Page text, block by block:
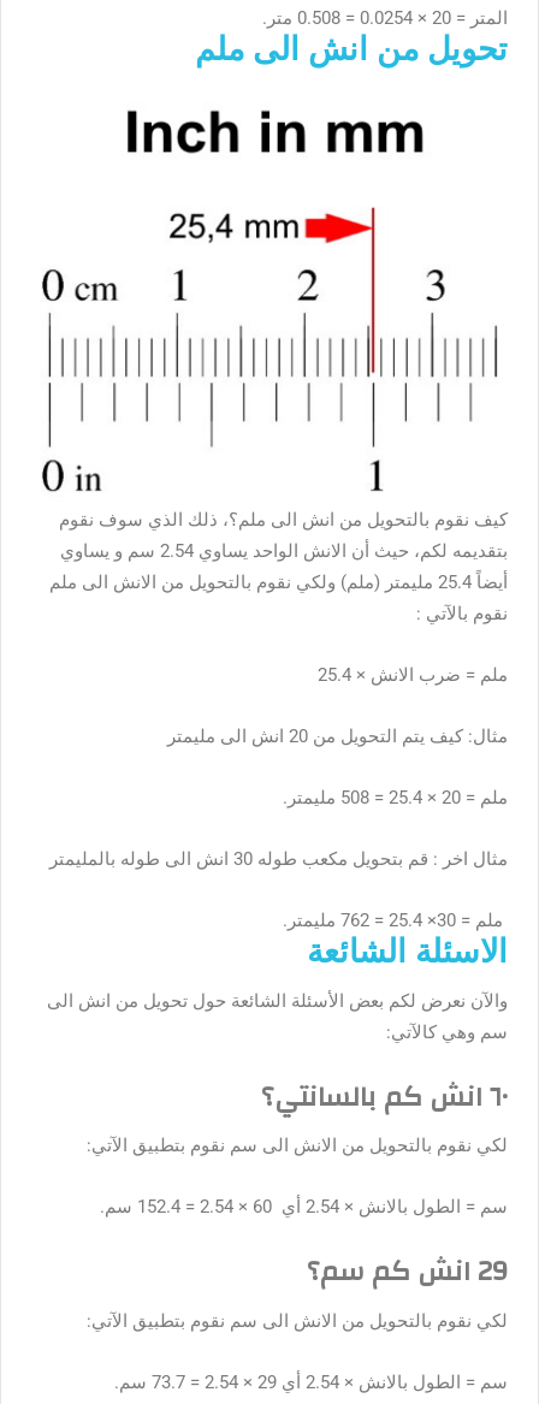
المتر = 20 × 0.0254 = 0.508 متر.
تحويل من انش الى ملم
كيف نقوم بالتحويل من انش الى ملم؟، ذلك الذي سوف نقوم
بتقديمه لكم، حيث أن الانش الواحد يساوي 2.54 سم و يساوي
أيضاً 25.4 مليمتر (ملم) ولكي نقوم بالتحويل من الانش الى ملم
نقوم بالآتي :
ملم = ضرب الانش × 25.4
مثال: كيف يتم التحويل من 20 انش الى مليمتر
ملم = 20 × 25.4 = 508 مليمتر.
مثال اخر : قم بتحويل مكعب طوله 30 انش الى طوله بالمليمتر
ملم = 30× 25.4 = 762 مليمتر.
الاسئلة الشائعة
والآن نعرض لكم بعض الأسئلة الشائعة حول تحويل من انش الى
سم وهي كالآتي:
٦٠ انش كم بالسانتي؟
لكي نقوم بالتحويل من الانش الى سم نقوم بتطبيق الآتي:
سم = الطول بالانش × 2.54 أي 60 × 2.54 = 152.4 سم.
29 انش كم سم؟
لكي نقوم بالتحويل من الانش الى سم نقوم بتطبيق الآتي:
سم = الطول بالانش × 2.54 أي 29 × 2.54 = 73.7 سم.